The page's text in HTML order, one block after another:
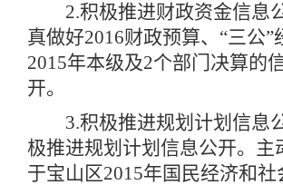
2.积极推进财政资金信息
真做好2016财政预算、“三公”
2015年本级及2个部门决算的
开。
3.积极推进规划计划信息
极推进规划计划信息公开。主
于宝山区2015年国民经济和社